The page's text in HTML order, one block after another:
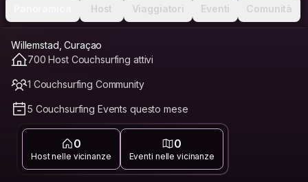
Host Viaggiatori Eventi Comunità
Willemstad, Curaçao
700 Host Couchsurfing attivi
1 Couchsurfing Community
5 Couchsurfing Events questo mese
0
Host nelle vicinanze
0
Eventi nelle vicinanze